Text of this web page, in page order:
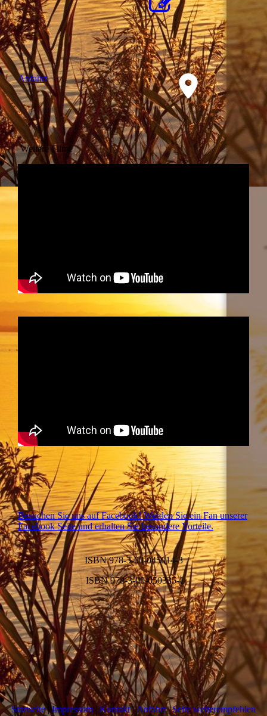
Anfahrt
Weitere Filme
Besuchen Sie uns auf Facebook! Werden Sie ein Fan unserer
Facebook Seite und erhalten Sie besondere Vorteile.
ISBN 978-3-00-045014-3
ISBN 978-3-00-050335-1
Startseite|Impressum |Kontakt|Anfahrt|Seite weiterempfehlen